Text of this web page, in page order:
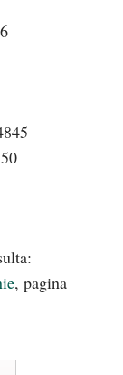
, pagina